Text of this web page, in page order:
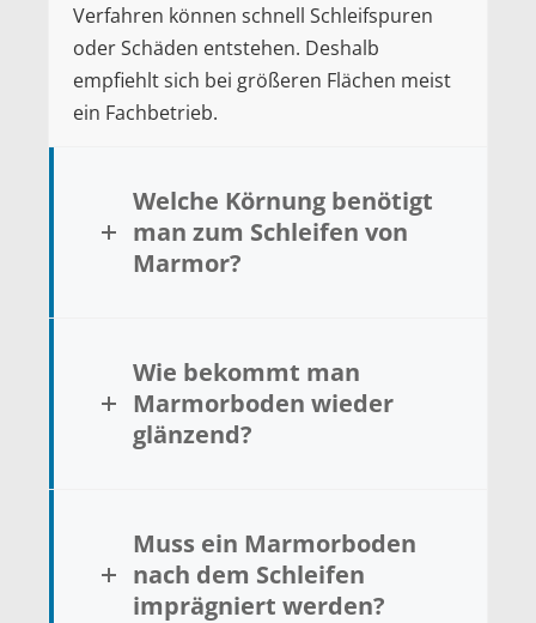
Verfahren können schnell Schleifspuren
oder Schäden entstehen. Deshalb
empfiehlt sich bei größeren Flächen meist
ein Fachbetrieb.
Welche Körnung benötigt
man zum Schleifen von
Marmor?
Wie bekommt man
Marmorboden wieder
glänzend?
Muss ein Marmorboden
nach dem Schleifen
imprägniert werden?